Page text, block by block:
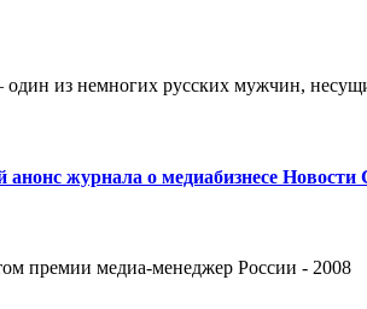
из немногих русских мужчин,
анонс журнала о медиабизнесе
премии медиа-менеджер России - 2008